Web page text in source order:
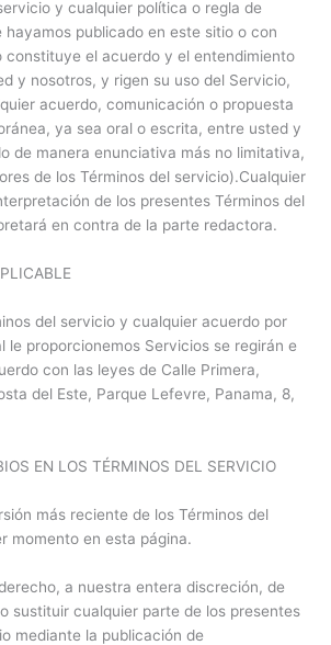
y cualquier política o regla de
publicado en este sitio o con
constituye el acuerdo y el entendimiento
y nosotros, y rigen su uso del Servicio,
acuerdo, comunicación o propuesta
ya sea oral o escrita, entre usted y
de manera enunciativa más no limitativa,
de los Términos del servicio).Cualquier
de los presentes Términos del
en contra de la parte redactora.
del servicio y cualquier acuerdo por
le proporcionemos Servicios se regirán e
con las leyes de Calle Primera,
del Este, Parque Lefevre, Panama, 8,
EN LOS TÉRMINOS DEL SERVICIO
más reciente de los Términos del
momento en esta página.
a nuestra entera discreción, de
sustituir cualquier parte de los presentes
mediante la publicación de